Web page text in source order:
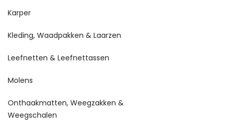
Karper
Kleding, Waadpakken & Laarzen
Leefnetten & Leefnettassen
Molens
Onthaakmatten, Weegzakken &
Weegschalen